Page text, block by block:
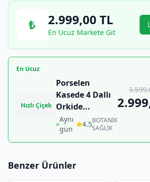
₺ 2.999,00 TL
En Ucuz Markete Git
En Ucuz
Hızlı Çiçek
Porselen
Kasede 4 Dallı
Orkide...
Aynı
gün
4.5BOTANIK
SAĞLIK
Benzer Ürünler